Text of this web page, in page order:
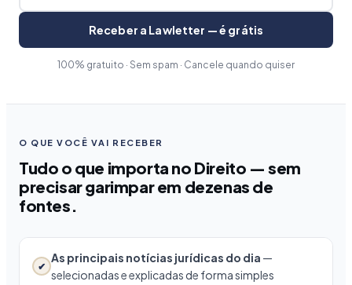
Receber a Lawletter — é grátis
100% gratuito · Sem spam · Cancele quando quiser
O QUE VOCÊ VAI RECEBER
Tudo o que importa no Direito — sem
precisar garimpar em dezenas de
fontes.
✔
As principais notícias jurídicas do dia —
selecionadas e explicadas de forma simples